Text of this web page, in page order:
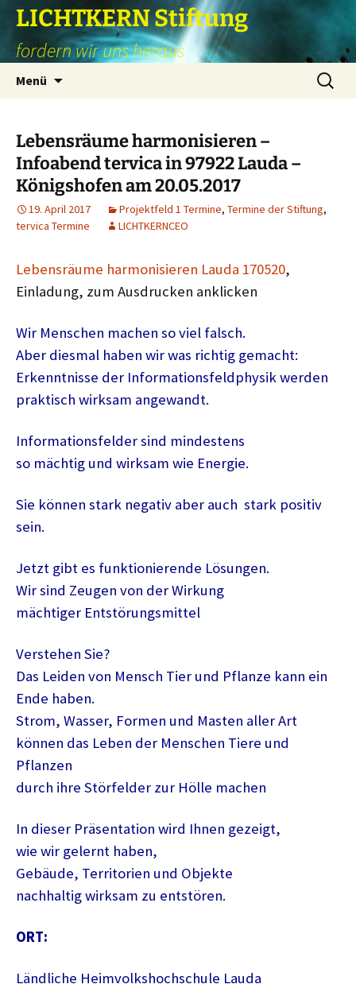
Zum
Inhalt
springen
LICHTKERN Stiftung
fordern wir uns heraus
Menü
Suchen
nach:
Lebensräume harmonisieren –
Infoabend tervica in 97922 Lauda –
Königshofen am 20.05.2017
19. April 2017 Projektfeld 1 Termine, Termine der Stiftung,
tervica Termine
LICHTKERNCEO
Lebensräume harmonisieren Lauda 170520,
Einladung, zum Ausdrucken anklicken
Wir Menschen machen so viel falsch.
Aber diesmal haben wir was richtig gemacht:
Erkenntnisse der Informationsfeldphysik werden
praktisch wirksam angewandt.
Informationsfelder sind mindestens
so mächtig und wirksam wie Energie.
Sie können stark negativ aber auch stark positiv
sein.
Jetzt gibt es funktionierende Lösungen.
Wir sind Zeugen von der Wirkung
mächtiger Entstörungsmittel
Verstehen Sie?
Das Leiden von Mensch Tier und Pflanze kann ein
Ende haben.
Strom, Wasser, Formen und Masten aller Art
können das Leben der Menschen Tiere und
Pflanzen
durch ihre Störfelder zur Hölle machen
In dieser Präsentation wird Ihnen gezeigt,
wie wir gelernt haben,
Gebäude, Territorien und Objekte
nachhaltig wirksam zu entstören.
ORT:
Ländliche Heimvolkshochschule Lauda